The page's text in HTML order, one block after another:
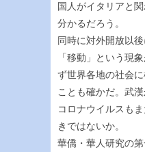
国人がイタリアと
分かるだろう。
同時に対外開放以
「移動」という現
ず世界各地の社会
ことも確かだ。武
コロナウイルスも
きではないか。
華僑・華人研究の第